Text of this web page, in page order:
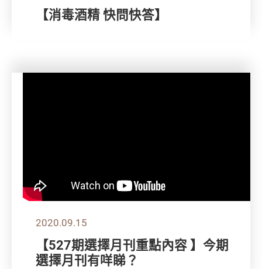
【消毒酒精 快問快答】
2020.09.15
【527期選擇月刊重點內容 】今期
選擇月刊有咩睇？